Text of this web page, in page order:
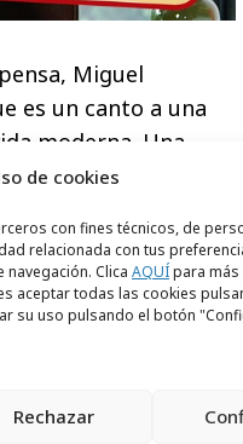
de cookies
con fines técnicos, de
relacionada con tus
Clica AQUÍpara
aceptar todas las cookies
su uso pulsando el botón
Rechazar
Miguel
es un canto a una
moderna. Una
es ir contra